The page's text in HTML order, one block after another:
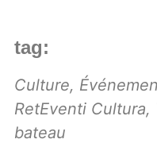
tag:
Culture,
RetEventi Cultura,
bateau